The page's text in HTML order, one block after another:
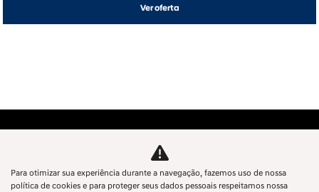
Ver oferta
Para otimizar sua experiência durante a navegação, fazemos uso de nossa
política de cookies e para proteger seus dados pessoais respeitamos nossa